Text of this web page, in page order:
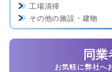
工場清掃
その他の施設・建物
同